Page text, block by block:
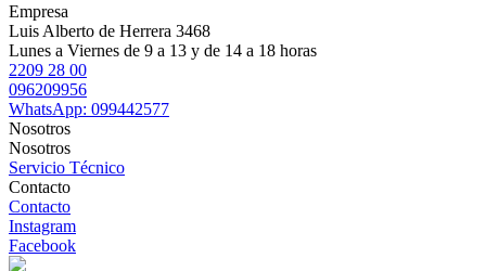
Empresa
Luis Alberto de Herrera 3468
Lunes a Viernes de 9 a 13 y de 14 a 18 horas
2209 28 00
096209956
WhatsApp: 099442577
Nosotros
Nosotros
Servicio Técnico
Contacto
Contacto
Instagram
Facebook